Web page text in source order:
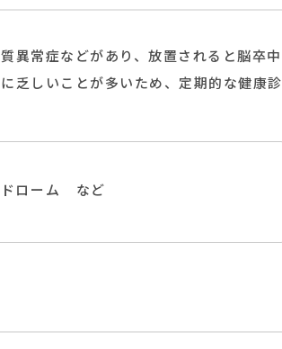
異常症などがあり、放置されると脳卒中
乏しいことが多いため、定期的な健康診
ドローム など